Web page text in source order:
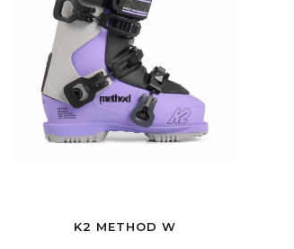
K2 METHOD W